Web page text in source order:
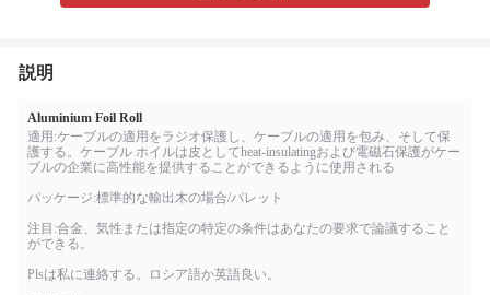
説明
Aluminium Foil Roll
適用:ケーブルの適用をラジオ保護し、ケーブルの適用を包み、そして保
護する。ケーブル ホイルは皮としてheat-insulatingおよび電磁石保護がケー
ブルの企業に高性能を提供することができるように使用される
パッケージ:標準的な輸出木の場合/パレット
注目:合金、気性または指定の特定の条件はあなたの要求で論議すること
ができる。
Plsは私に連絡する。ロシア語か英語良い。